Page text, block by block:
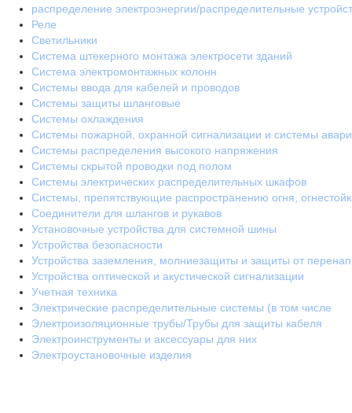
распределение электроэнергии/распределительные
Реле
Светильники
Система штекерного монтажа электросети зданий
Система электромонтажных колонн
Системы ввода для кабелей и проводов
Системы защиты шланговые
Системы охлаждения
Системы пожарной, охранной сигнализации и системы
Системы распределения высокого напряжения
Системы скрытой проводки под полом
Системы электрических распределительных шкафов
Системы, препятствующие распространению огня,
Соединители для шлангов и рукавов
Установочные устройства для системной шины
Устройства безопасности
Устройства заземления, молниезащиты и защиты от
Устройства оптической и акустической сигнализации
Учетная техника
Электрические распределительные системы (в том числе
Электроизоляционные трубы/Трубы для защиты кабеля
Электроинструменты и аксессуары для них
Электроустановочные изделия